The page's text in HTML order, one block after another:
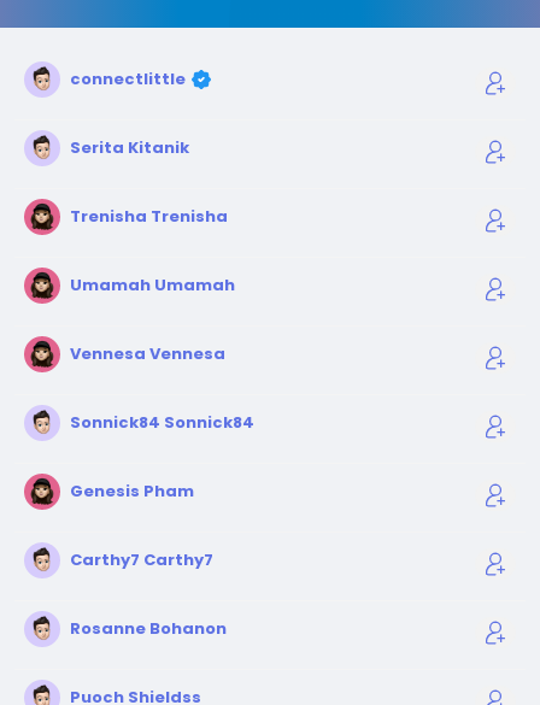
connectlittle
Serita Kitanik
Trenisha Trenisha
Umamah Umamah
Vennesa Vennesa
Sonnick84 Sonnick84
Genesis Pham
Carthy7 Carthy7
Rosanne Bohanon
Puoch Shieldss